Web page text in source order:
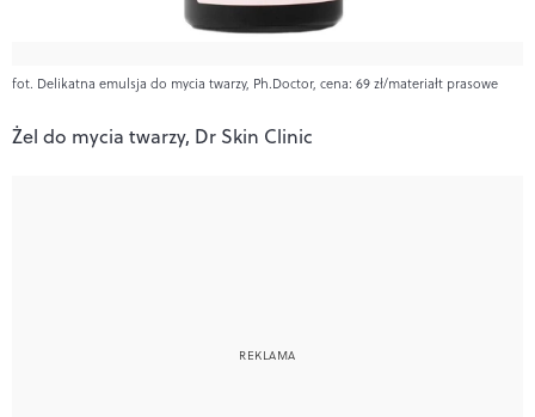
fot. Delikatna emulsja do mycia twarzy, Ph.Doctor, cena: 69 zł/materiałt prasowe
Żel do mycia twarzy, Dr Skin Clinic